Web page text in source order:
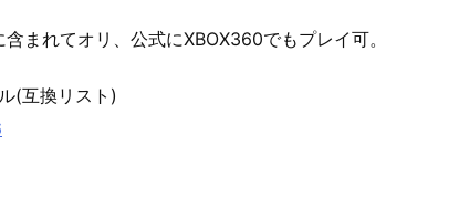
まれてオリ、公式にXBOX360でもプレイ可。
(互換リスト)